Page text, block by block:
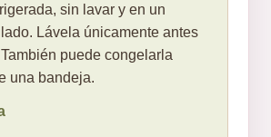
sin lavar y en un
Lávela únicamente antes
puede congelarla
una bandeja.